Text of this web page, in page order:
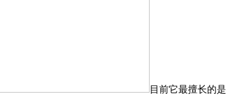
目前它最擅长的是